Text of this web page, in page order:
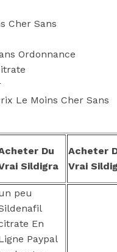
Cher Sans
Ordonnance
Le Moins Cher Sans
Du
Sildigra
Acheter
Vrai
peu
En
Paypal